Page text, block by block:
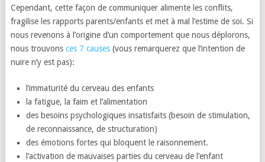
Cependant, cette façon de communiquer alimente les conflits,
fragilise les rapports parents/enfants et met à mal l’estime de soi. Si
nous revenons à l’origine d’un comportement que nous déplorons,
nous trouvons ces 7 causes(vous remarquerez que l’intention de
nuire n’y est pas):
l’immaturité du cerveau des enfants
la fatigue, la faim et l’alimentation
des besoins psychologiques insatisfaits (besoin de stimulation,
de reconnaissance, de structuration)
des émotions fortes qui bloquent le raisonnement.
l’activation de mauvaises parties du cerveau de l’enfant